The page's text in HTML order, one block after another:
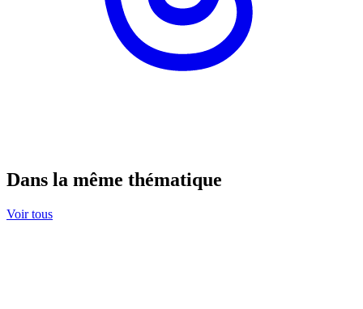
Dans la même thématique
Voir tous